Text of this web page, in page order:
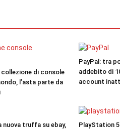
collezione di console
l’asta parte da
PayPal: tra
addebito di
account
nuova truffa su ebay,
PlayStation